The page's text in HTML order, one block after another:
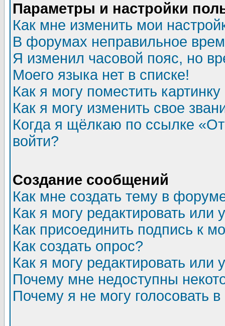
Параметры и настройки
Как мне изменить мои
В форумах неправильное
Я изменил часовой пояс, но
Моего языка нет в списке!
Как я могу поместить
Как я могу изменить свое
Когда я щёлкаю по ссылке
войти?
Создание сообщений
Как мне создать тему в
Как я могу редактировать или
Как присоединить подпись к
Как создать опрос?
Как я могу редактировать или
Почему мне недоступны
Почему я не могу голосовать